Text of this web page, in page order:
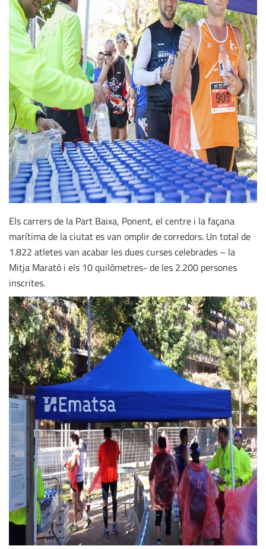
Els carrers de la Part Baixa, Ponent, el centre i la façana
marítima de la ciutat es van omplir de corredors. Un total de
1.822 atletes van acabar les dues curses celebrades – la
Mitja Marató i els 10 quilòmetres- de les 2.200 persones
inscrites.